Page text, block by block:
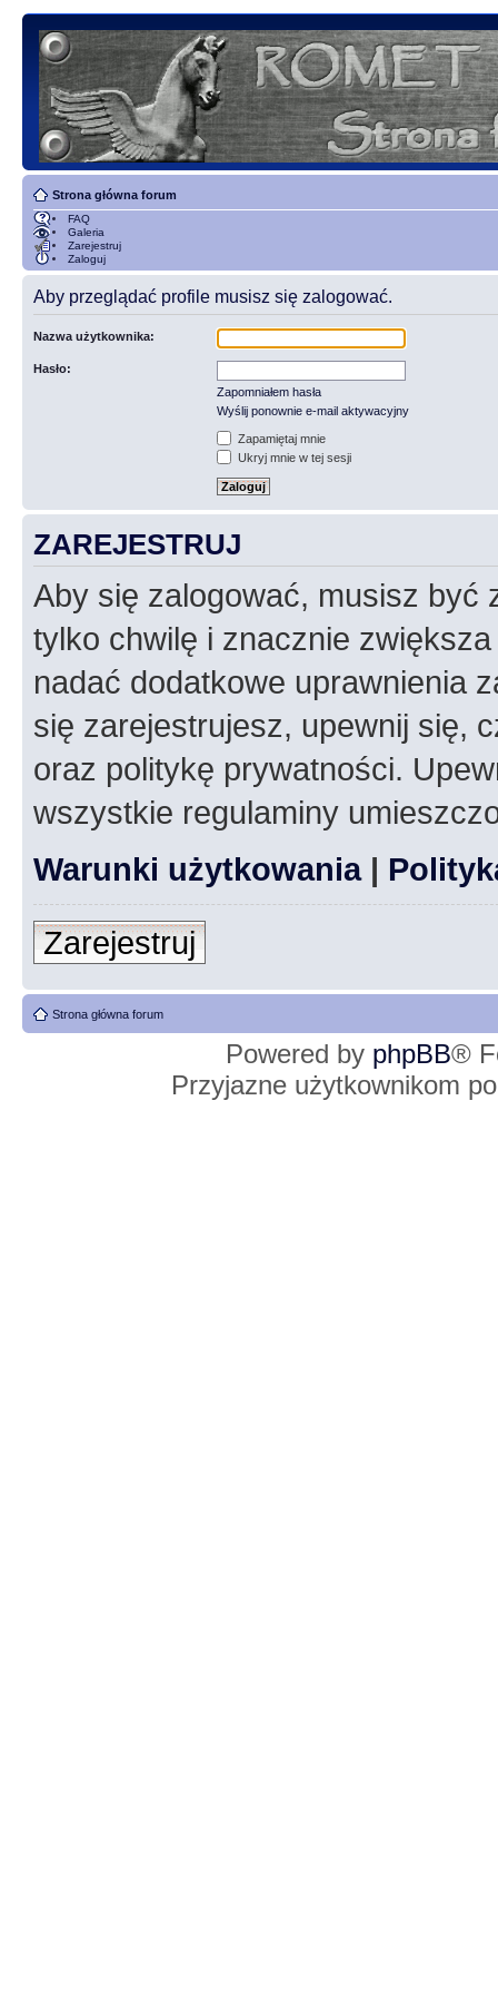
Strona główna forum
FAQ
Galeria
Zarejestruj
Zaloguj
Aby przeglądać profile musisz się zalogować.
Nazwa użytkownika:
Hasło:
Zapomniałem hasła
Wyślij ponownie e-mail aktywacyjny
Zapamiętaj mnie
Ukryj mnie w tej sesji
ZAREJESTRUJ
Aby się zalogować, musisz być
tylko chwilę i znacznie
nadać dodatkowe uprawnienia
się zarejestrujesz, upewnij się,
oraz politykę prywatności.
wszystkie regulaminy
Warunki użytkowania|
Zarejestruj
Strona główna forum
Powered by phpBB®
Przyjazne użytkownikom